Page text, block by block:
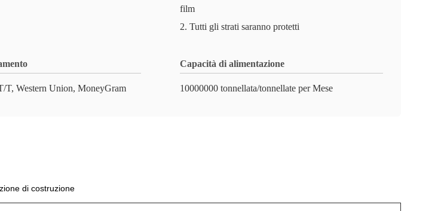
film
2. Tutti gli strati saranno protetti
T, Western Union, MoneyGram
Capacità di alimentazione
10000000 tonnellata/tonnellate per Mese
di costruzione